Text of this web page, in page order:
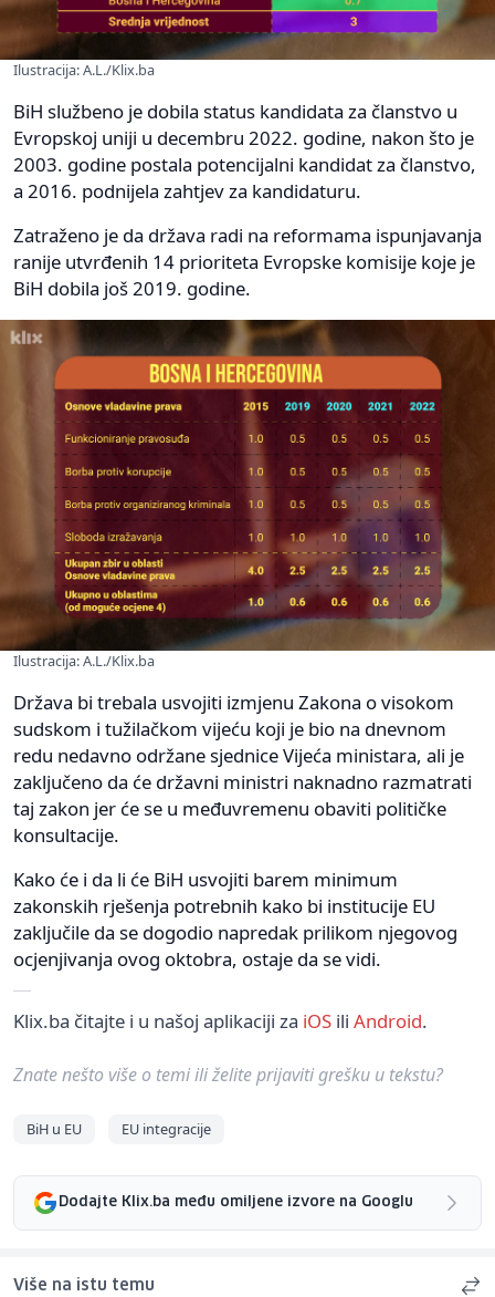
Ilustracija: A.L./Klix.ba
BiH službeno je dobila status kandidata za članstvo u
Evropskoj uniji u decembru 2022. godine, nakon što je
2003. godine postala potencijalni kandidat za članstvo,
a 2016. podnijela zahtjev za kandidaturu.
Zatraženo je da država radi na reformama ispunjavanja
ranije utvrđenih 14 prioriteta Evropske komisije koje je
BiH dobila još 2019. godine.
Ilustracija: A.L./Klix.ba
Država bi trebala usvojiti izmjenu Zakona o visokom
sudskom i tužilačkom vijeću koji je bio na dnevnom
redu nedavno održane sjednice Vijeća ministara, ali je
zaključeno da će državni ministri naknadno razmatrati
taj zakon jer će se u međuvremenu obaviti političke
konsultacije.
Kako će i da li će BiH usvojiti barem minimum
zakonskih rješenja potrebnih kako bi institucije EU
zaključile da se dogodio napredak prilikom njegovog
ocjenjivanja ovog oktobra, ostaje da se vidi.
Klix.ba čitajte i u našoj aplikaciji za iOS ili Android.
Znate nešto više o temi ili želite prijaviti grešku u tekstu?
BiH u EU EU integracije
Dodajte Klix.ba među omiljene izvore na Googlu
Više na istu temu